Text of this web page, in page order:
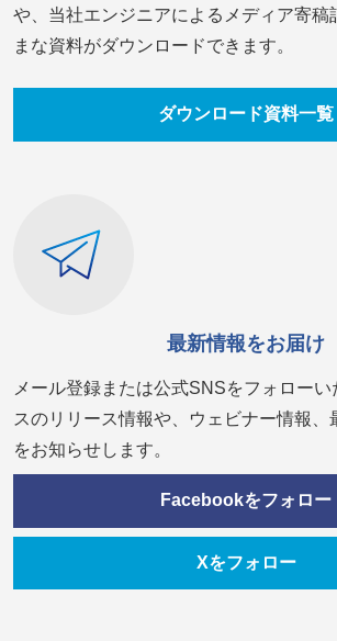
や、当社エンジニアによるメディア寄稿
まな資料がダウンロードできます。
ダウンロード資料一覧
最新情報をお届け
メール登録または公式SNSをフォロー
スのリリース情報や、ウェビナー情報、
をお知らせします。
Facebookをフォロー
Xをフォロー